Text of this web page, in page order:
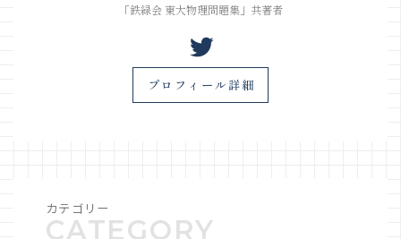
「鉄緑会 東大物理問題集」共著者
プロフィール詳細
カテゴリー